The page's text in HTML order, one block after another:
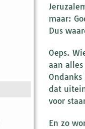
maar:
Dus
Oeps.
aan
dat
voor
En zo